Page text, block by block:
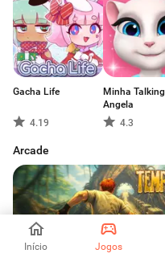
Início Jogos
Gacha Life
4.19
Minha Talking
Angela
4.3
Arcade